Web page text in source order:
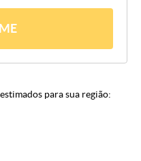
para sua região: